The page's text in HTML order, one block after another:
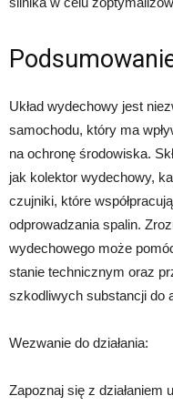
Układ wydechowy jest
samochodu, który ma
na ochronę środowiska.
jak kolektor wydechowy,
czujniki, które
odprowadzania spalin.
wydechowego może
stanie technicznym oraz
szkodliwych substancji do
Wezwanie do działania:
Zapoznaj się z działaniem